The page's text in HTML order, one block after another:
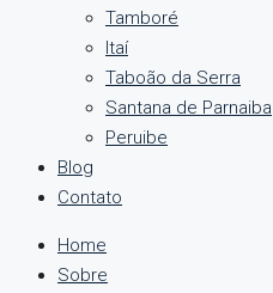
Tamboré
Itaí
Taboão da Serra
Santana de Parnaiba
Peruibe
Blog
Contato
Home
Sobre